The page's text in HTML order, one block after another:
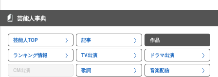
芸能人事典
芸能人TOP 記事 作品
ランキング情報 TV出演 ドラマ出演
CM出演 歌詞 音楽配信